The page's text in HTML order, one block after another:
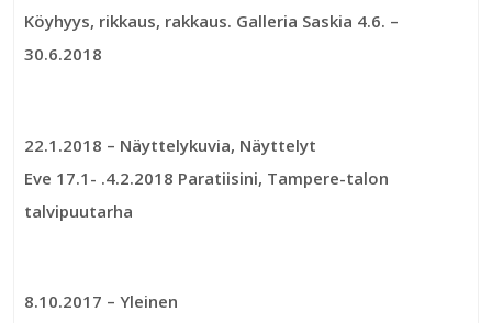
Köyhyys, rikkaus, rakkaus. Galleria Saskia 4.6. –
30.6.2018
22.1.2018 – Näyttelykuvia, Näyttelyt
Eve 17.1- .4.2.2018 Paratiisini, Tampere-talon
talvipuutarha
8.10.2017 – Yleinen